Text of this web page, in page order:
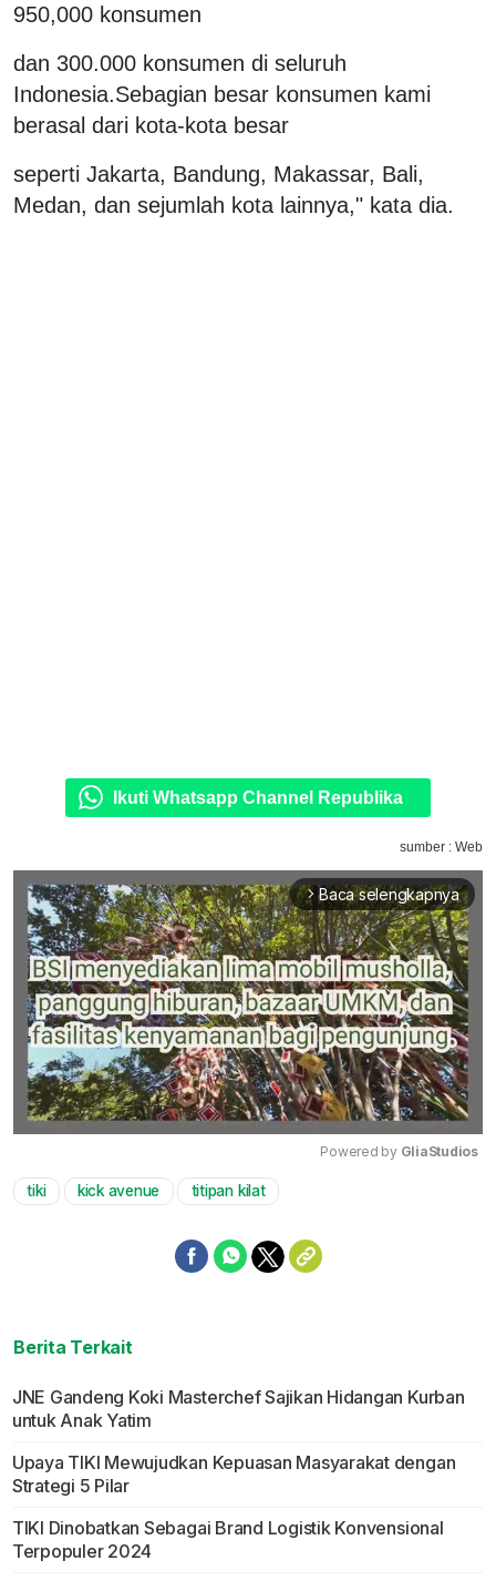
950,000 konsumen
dan 300.000 konsumen di seluruh
Indonesia.Sebagian besar konsumen kami
berasal dari kota-kota besar
seperti Jakarta, Bandung, Makassar, Bali,
Medan, dan sejumlah kota lainnya," kata dia.
Ikuti Whatsapp Channel Republika
sumber : Web
arrow_forward_ios Baca selengkapnya
Powered by GliaStudios
tiki kick avenue titipan kilat
Berita Terkait
JNE Gandeng Koki Masterchef Sajikan Hidangan Kurban
untuk Anak Yatim
Upaya TIKI Mewujudkan Kepuasan Masyarakat dengan
Strategi 5 Pilar
TIKI Dinobatkan Sebagai Brand Logistik Konvensional
Terpopuler 2024